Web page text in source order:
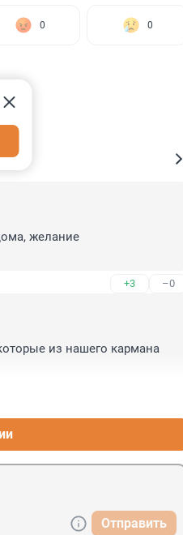
0 0
желание
+3 –0
из нашего кармана
Отправить